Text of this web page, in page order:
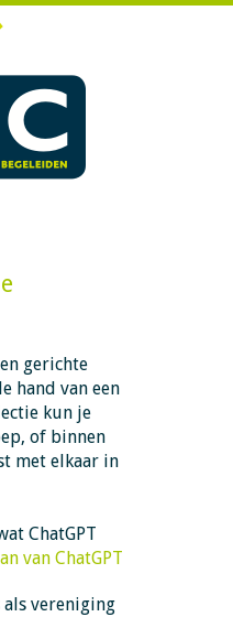
gerichte
hand van een
kun je
of binnen
met elkaar in
ChatGPT
van ChatGPT
als vereniging